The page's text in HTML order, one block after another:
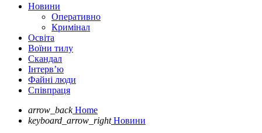
Новини
Оперативно
Кримінал
Освіта
Воїни тилу
Скандал
Інтерв’ю
Файні люди
Співпраця
arrow_back Home
keyboard_arrow_right Новини